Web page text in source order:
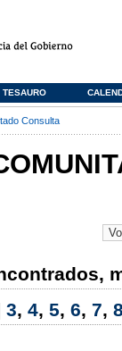
TESAURO
Consulta
3, 4, 5, 6, 7,